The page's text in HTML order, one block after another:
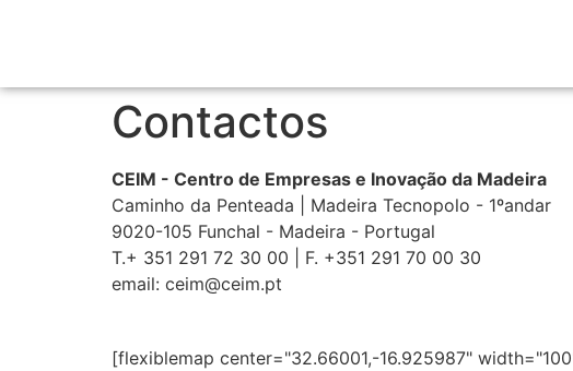
Contactos
CEIM - Centro de Empresas e Inovação da Madeira
Caminho da Penteada | Madeira Tecnopolo - 1ºandar
9020-105 Funchal - Madeira - Portugal
T.+ 351 291 72 30 00 | F. +351 291 70 00 30
email: ceim@ceim.pt
[flexiblemap center="32.66001,-16.925987"